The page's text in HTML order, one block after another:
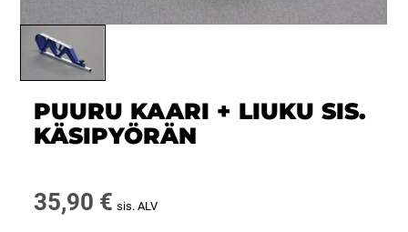
PUURU KAARI + LIUKU SIS.
KÄSIPYÖRÄN
35,90 € sis. ALV